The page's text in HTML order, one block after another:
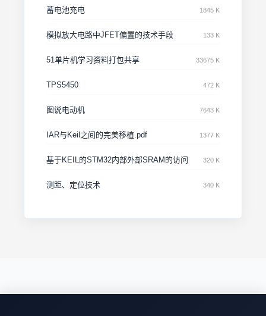
蓄电池充电 1845 K
模拟放大电路中JFET偏置的技术手段 133 K
51单片机学习资料打包共享 33675 K
TPS5450 472 K
图说电动机 7643 K
IAR与Keil之间的完美移植.pdf 1377 K
基于KEIL的STM32内部外部SRAM的访问 320 K
测距、定位技术 340 K